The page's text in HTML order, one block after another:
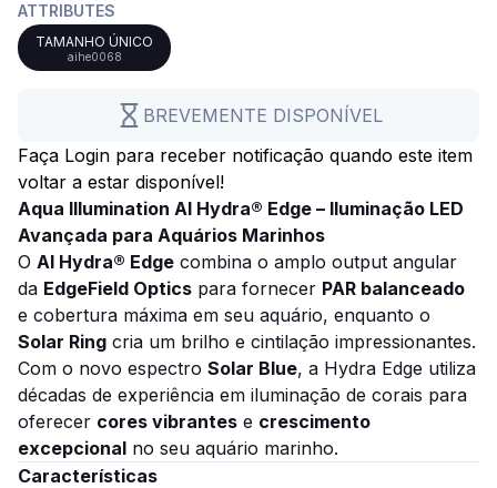
ATTRIBUTES
TAMANHO ÚNICO
aihe0068
BREVEMENTE DISPONÍVEL
Faça Login para receber notificação quando este item
voltar a estar disponível!
Aqua Illumination AI Hydra® Edge – Iluminação LED
Avançada para Aquários Marinhos
O AI Hydra® Edge combina o amplo output angular
da EdgeField Optics para fornecer PAR balanceado
e cobertura máxima em seu aquário, enquanto o
Solar Ring cria um brilho e cintilação impressionantes.
Com o novo espectro Solar Blue, a Hydra Edge utiliza
décadas de experiência em iluminação de corais para
oferecer cores vibrantes e crescimento
excepcional no seu aquário marinho.
Características